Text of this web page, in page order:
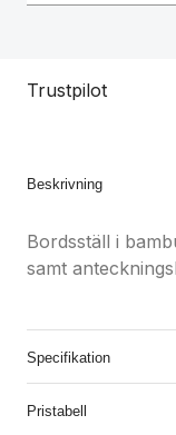
Trustpilot
Beskrivning
Bordsställ i
samt
Specifikation
Pristabell